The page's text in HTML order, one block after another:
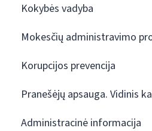
Kokybės vadyba
Mokesčių administravimo
Korupcijos prevencija
Pranešėjų apsauga. Vidinis
Administracinė informacija